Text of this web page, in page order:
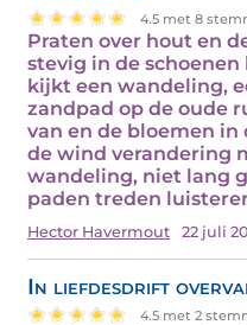
4.5 met 8
Praten over hout en
stevig in de
kijkt een wandeling,
zandpad op de oude
van en de bloemen in
de wind verandering
wandeling, niet lang
paden treden
Hector Havermout 22 juli
In liefdesdrift
4.5 met 2